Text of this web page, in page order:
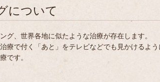
について
グ、世界各地に似たような治療が存在します。
療で付く「あと」をテレビなどでも見かけるよう
です。